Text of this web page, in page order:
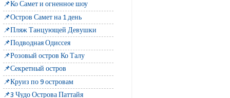
📌Ко Самет и огненное шоу
📌Остров Самет на 1 день
📌Пляж Танцующей Девушки
📌Подводная Одиссея
📌Розовый остров Ко Талу
📌Секретный остров
📌Круиз по 9 островам
📌3 Чудо Острова Паттайя